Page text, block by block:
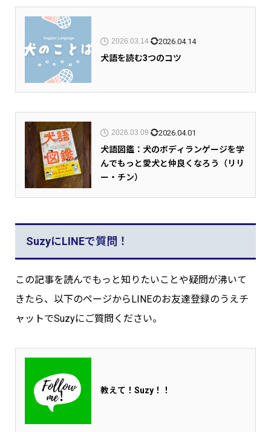
2026.03.14 2026.04.14
犬語を読む3つのコツ
2026.03.09 2026.04.01
犬語図鑑：犬のボディランゲージを学
んでもっと愛犬と仲良くなろう（リリ
ー・チン）
SuzyにLINEで質問！
この記事を読んでもっと知りたいことや疑問が沸いて
きたら、以下のページからLINEのお友達登録のうえチ
ャットでSuzyにご質問ください。
教えて！Suzy！！